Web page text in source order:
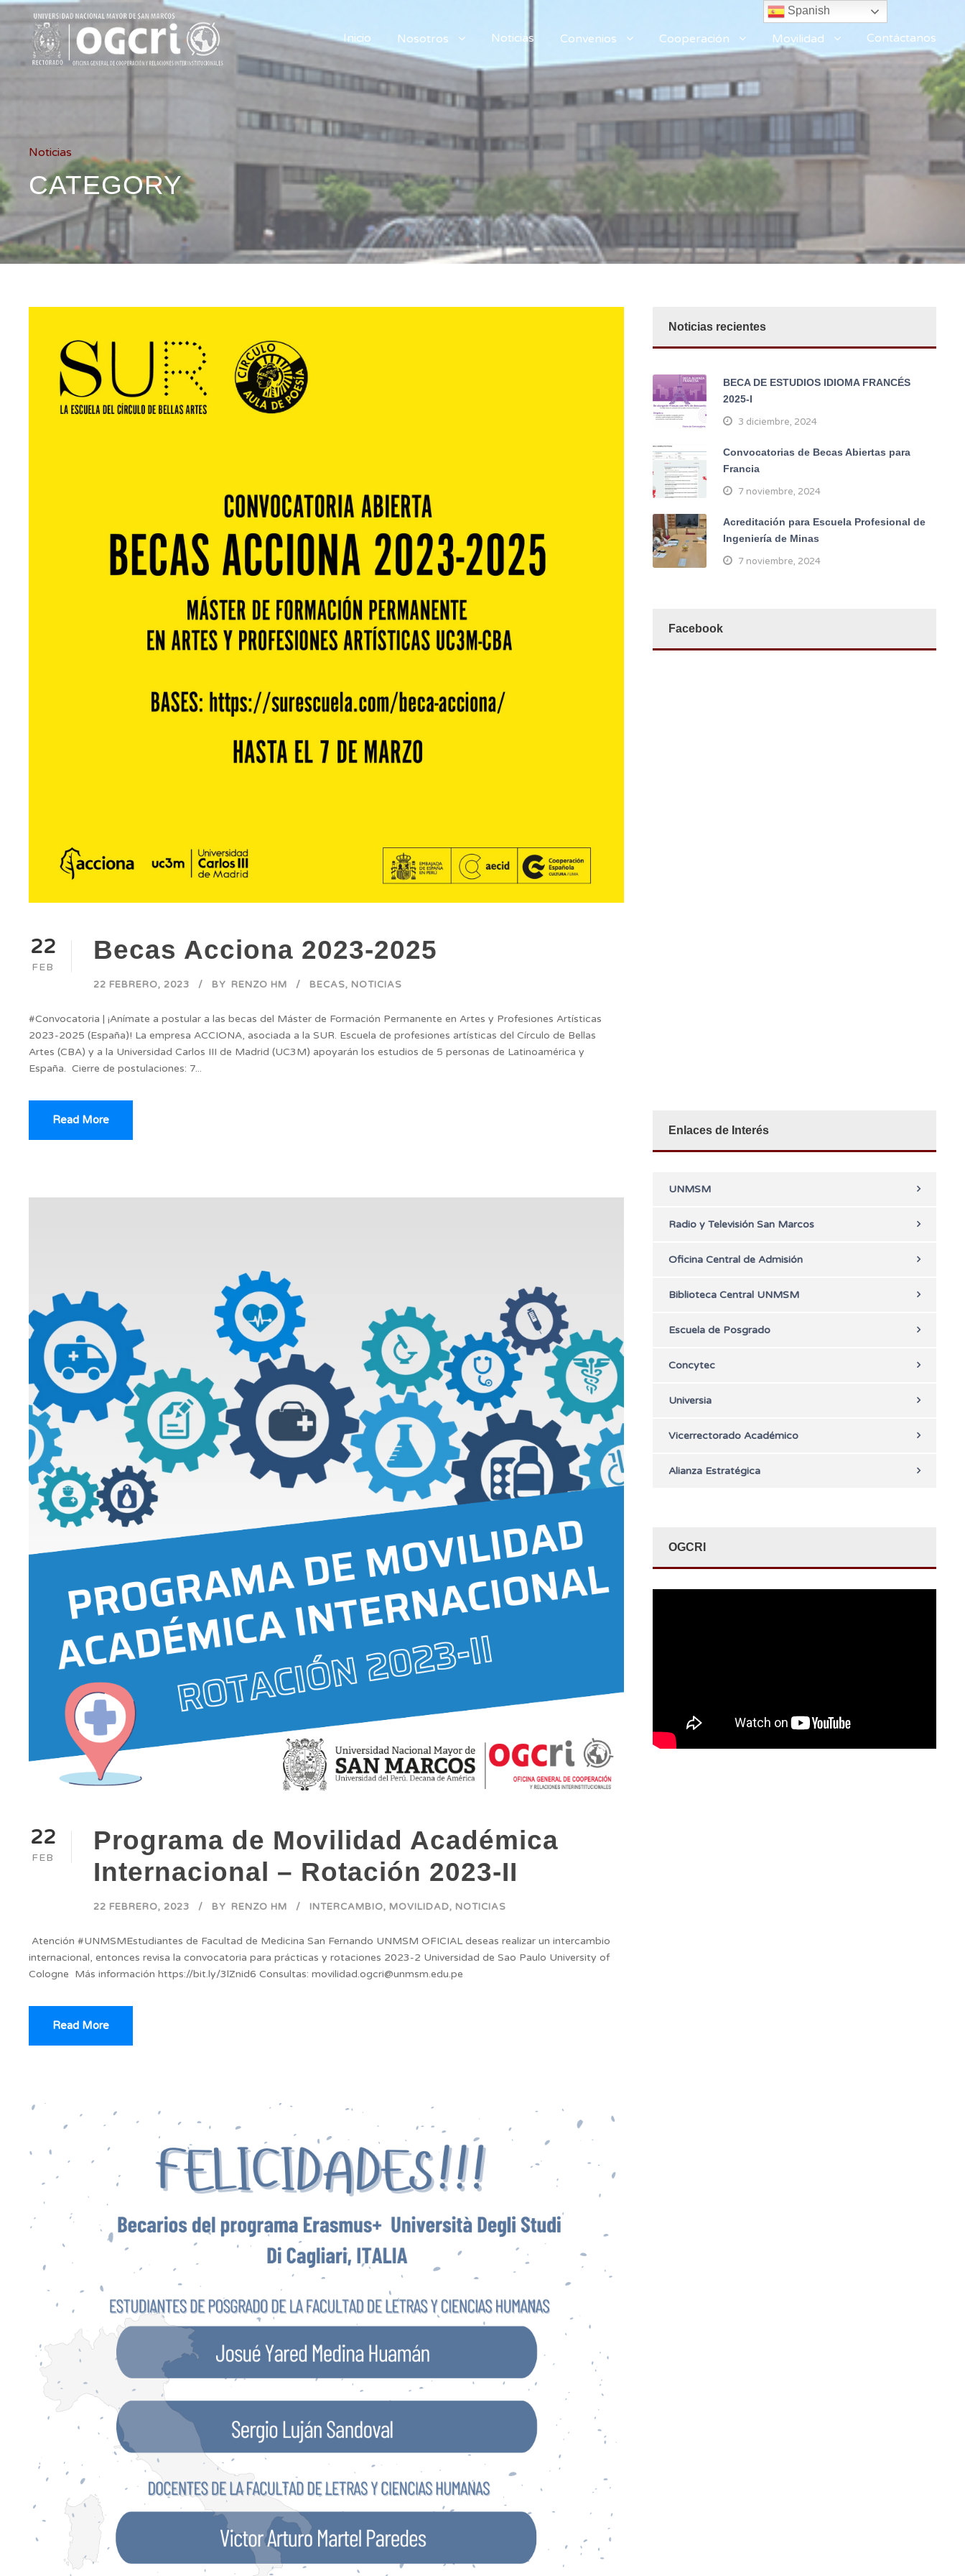
Inicio Nosotros Noticias Convenios Cooperación Movilidad Contáctanos
Noticias
CATEGORY
22
FEB
Becas Acciona 2023-2025
22 FEBRERO, 2023 BY RENZO HM BECAS, NOTICIAS
#Convocatoria | ¡Anímate a postular a las becas del Máster de Formación Permanente en Artes y Profesiones Artísticas
2023-2025 (España)! La empresa ACCIONA, asociada a la SUR. Escuela de profesiones artísticas del Círculo de Bellas
Artes (CBA) y a la Universidad Carlos III de Madrid (UC3M) apoyarán los estudios de 5 personas de Latinoamérica y
España. Cierre de postulaciones: 7...
Read More
22
FEB
Programa de Movilidad Académica
Internacional – Rotación 2023-II
22 FEBRERO, 2023 BY RENZO HM INTERCAMBIO, MOVILIDAD, NOTICIAS
Atención #UNMSMEstudiantes de Facultad de Medicina San Fernando UNMSM OFICIAL deseas realizar un intercambio
internacional, entonces revisa la convocatoria para prácticas y rotaciones 2023-2 Universidad de Sao Paulo University of
Cologne Más información https://bit.ly/3lZnid6 Consultas: movilidad.ogcri@unmsm.edu.pe
Read More
Noticias recientes
BECA DE ESTUDIOS IDIOMA FRANCÉS
2025-I
3 diciembre, 2024
Convocatorias de Becas Abiertas para
Francia
7 noviembre, 2024
Acreditación para Escuela Profesional de
Ingeniería de Minas
7 noviembre, 2024
Facebook
Enlaces de Interés
UNMSM
Radio y Televisión San Marcos
Oficina Central de Admisión
Biblioteca Central UNMSM
Escuela de Posgrado
Concytec
Universia
Vicerrectorado Académico
Alianza Estratégica
OGCRI
Spanish